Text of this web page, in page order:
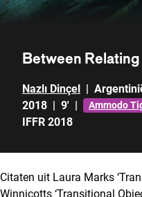
Between Relating
Nazlı Dinçel |
2018 | 9' | Ammodo
IFFR 2018
Citaten uit Laura Marks
Winnicotts ‘Transitional